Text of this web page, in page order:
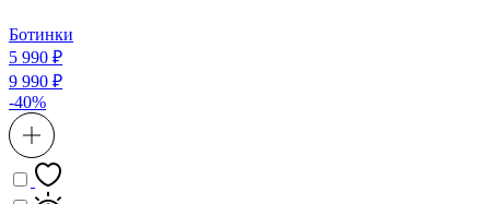
Ботинки
5 990 ₽
9 990 ₽
-40%